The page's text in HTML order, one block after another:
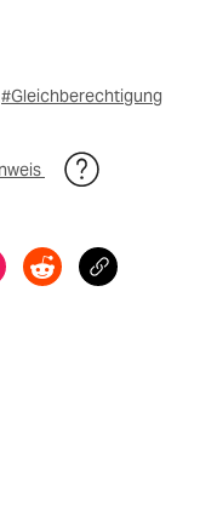
#Gleichberechtigung